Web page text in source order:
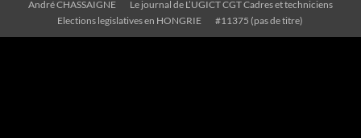
André CHASSAIGNE
Le journal de L’UGICT CGT Cadres et techniciens
Elections legislatives en HONGRIE
#11375 (pas de titre)